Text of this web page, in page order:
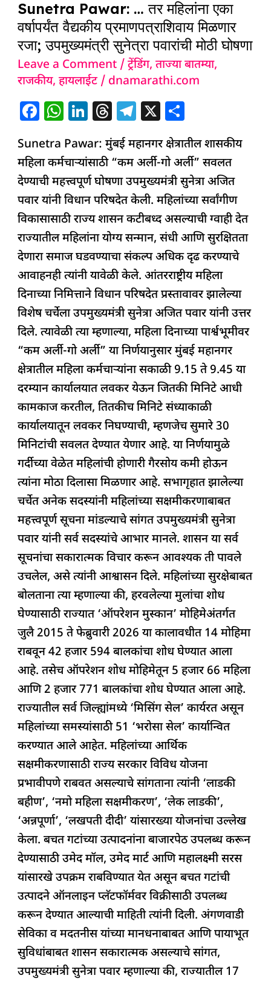
Sunetra Pawar: … तर महिलांना एका
वर्षापर्यंत वैद्यकीय प्रमाणपत्राशिवाय मिळणार
रजा; उपमुख्यमंत्री सुनेत्रा पवारांची मोठी घोषणा
Leave a Comment /ट्रेंडिंग,ताज्या बातम्या,
राजकीय,हायलाईट/ dnamarathi.com
F
c
e
b
o
o
k
W
at
s
A
p
p
Li
k
e
dI
n
T
h
re
a
d
s
T
e
g
ra
m
X
h
ar
e
Sunetra Pawar: मुंबई महानगर क्षेत्रातील शासकीय
महिला कर्मचाऱ्यांसाठी “कम अर्ली-गो अर्ली” सवलत
देण्याची महत्त्वपूर्ण घोषणा उपमुख्यमंत्री सुनेत्रा अजित
पवार यांनी विधान परिषदेत केली. महिलांच्या सर्वांगीण
विकासासाठी राज्य शासन कटीबध्द असल्याची ग्वाही देत
राज्यातील महिलांना योग्य सन्मान, संधी आणि सुरक्षितता
देणारा समाज घडवण्याचा संकल्प अधिक दृढ करण्याचे
आवाहनही त्यांनी यावेळी केले. आंतरराष्ट्रीय महिला
दिनाच्या निमित्ताने विधान परिषदेत प्रस्तावावर झालेल्या
विशेष चर्चेला उपमुख्यमंत्री सुनेत्रा अजित पवार यांनी उत्तर
दिले. त्यावेळी त्या म्हणाल्या, महिला दिनाच्या पार्श्वभूमीवर
“कम अर्ली-गो अर्ली” या निर्णयानुसार मुंबई महानगर
क्षेत्रातील महिला कर्मचाऱ्यांना सकाळी 9.15 ते 9.45 या
दरम्यान कार्यालयात लवकर येऊन जितकी मिनिटे आधी
कामकाज करतील, तितकीच मिनिटे संध्याकाळी
कार्यालयातून लवकर निघण्याची, म्हणजेच सुमारे 30
मिनिटांची सवलत देण्यात येणार आहे. या निर्णयामुळे
गर्दीच्या वेळेत महिलांची होणारी गैरसोय कमी होऊन
त्यांना मोठा दिलासा मिळणार आहे. सभागृहात झालेल्या
चर्चेत अनेक सदस्यांनी महिलांच्या सक्षमीकरणाबाबत
महत्त्वपूर्ण सूचना मांडल्याचे सांगत उपमुख्यमंत्री सुनेत्रा
पवार यांनी सर्व सदस्यांचे आभार मानले. शासन या सर्व
सूचनांचा सकारात्मक विचार करून आवश्यक ती पावले
उचलेल, असे त्यांनी आश्वासन दिले. महिलांच्या सुरक्षेबाबत
बोलताना त्या म्हणाल्या की, हरवलेल्या मुलांचा शोध
घेण्यासाठी राज्यात ‘ऑपरेशन मुस्कान’ मोहिमेअंतर्गत
जुलै 2015 ते फेब्रुवारी 2026 या कालावधीत 14 मोहिमा
राबवून 42 हजार 594 बालकांचा शोध घेण्यात आला
आहे. तसेच ऑपरेशन शोध मोहिमेतून 5 हजार 66 महिला
आणि 2 हजार 771 बालकांचा शोध घेण्यात आला आहे.
राज्यातील सर्व जिल्ह्यांमध्ये ‘मिसिंग सेल’ कार्यरत असून
महिलांच्या समस्यांसाठी 51 ‘भरोसा सेल’ कार्यान्वित
करण्यात आले आहेत. महिलांच्या आर्थिक
सक्षमीकरणासाठी राज्य सरकार विविध योजना
प्रभावीपणे राबवत असल्याचे सांगताना त्यांनी ‘लाडकी
बहीण’, ‘नमो महिला सक्षमीकरण’, ‘लेक लाडकी’,
‘अन्नपूर्णा’, ‘लखपती दीदी’ यांसारख्या योजनांचा उल्लेख
केला. बचत गटांच्या उत्पादनांना बाजारपेठ उपलब्ध करून
देण्यासाठी उमेद मॉल, उमेद मार्ट आणि महालक्ष्मी सरस
यांसारखे उपक्रम राबविण्यात येत असून बचत गटांची
उत्पादने ऑनलाइन प्लॅटफॉर्मवर विक्रीसाठी उपलब्ध
करून देण्यात आल्याची माहिती त्यांनी दिली. अंगणवाडी
सेविका व मदतनीस यांच्या मानधनाबाबत आणि पायाभूत
सुविधांबाबत शासन सकारात्मक असल्याचे सांगत,
उपमुख्यमंत्री सुनेत्रा पवार म्हणाल्या की, राज्यातील 17
…
तर
महिलांना
एका
वर्षापर्यंत
वैद्यकीय
प्रमाणपत्राशिवाय
मिळणार
रजा;
उपमुख्यमंत्री
सुनेत्रा
पवारांची
मोठी
घोषणा